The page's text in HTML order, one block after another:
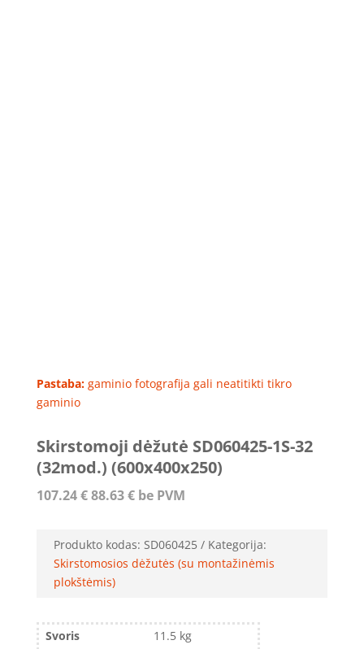
Pastaba:gaminio fotografija gali neatitikti tikro
gaminio
Skirstomoji dėžutė SD060425-1S-32
(32mod.) (600x400x250)
107.24€88.63€be PVM
Produkto kodas: SD060425
Kategorija:
Skirstomosios dėžutės (su montažinėmis
plokštėmis)
Svoris
11.5 kg